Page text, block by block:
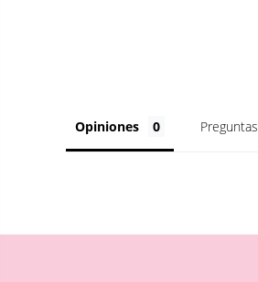
Opiniones Preguntas